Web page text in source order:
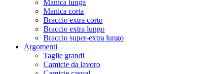
Manica lunga
Manica corta
Braccio extra corto
Braccio extra lungo
Braccio super-extra lungo
Argomenti
Taglie grandi
Camicie da lavoro